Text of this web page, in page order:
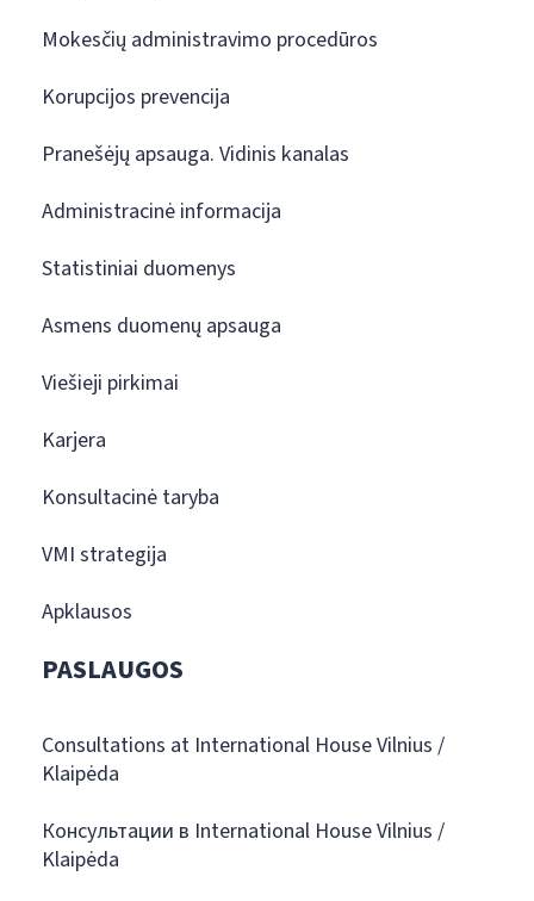
Mokesčių administravimo procedūros
Korupcijos prevencija
Pranešėjų apsauga. Vidinis kanalas
Administracinė informacija
Statistiniai duomenys
Asmens duomenų apsauga
Viešieji pirkimai
Karjera
Konsultacinė taryba
VMI strategija
Apklausos
PASLAUGOS
Consultations at International House Vilnius /
Klaipėda
Консультации в International House Vilnius /
Klaipėda